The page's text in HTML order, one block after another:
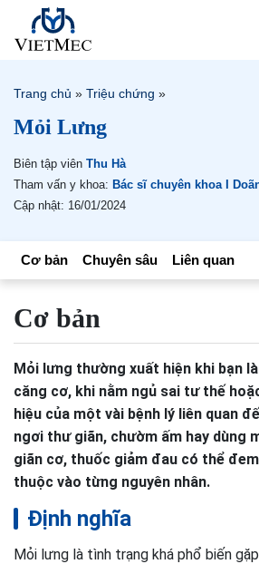
Trang chủ » Triệu chứng »
Mỏi Lưng
Biên tập viên Thu Hà
Tham vấn y khoa: Bác sĩ chuyên khoa I
Cập nhật: 16/01/2024
Cơ bản Chuyên sâu Liên quan
Cơ bản
Mỏi lưng thường xuất hiện khi bạn
căng cơ, khi nằm ngủ sai tư thế
hiệu của một vài bệnh lý liên quan
ngơi thư giãn, chườm ấm hay dùng
giãn cơ, thuốc giảm đau có thể
thuộc vào từng nguyên nhân.
Định nghĩa
Mỏi lưng là tình trạng khá phổ biến